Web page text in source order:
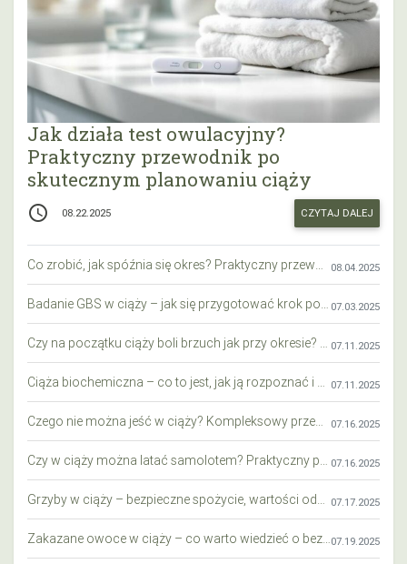
Jak działa test owulacyjny?
Praktyczny przewodnik po
skutecznym planowaniu ciąży
access_time 08.22.2025 CZYTAJ DALEJ
08.04.2025
07.03.2025
07.11.2025
07.11.2025
07.16.2025
07.16.2025
07.17.2025
07.19.2025